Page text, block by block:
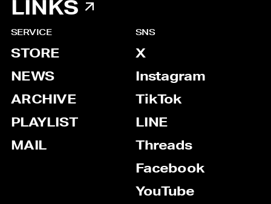
LINKS
SERVICE
STORE
NEWS
ARCHIVE
PLAYLIST
MAIL
SNS
X
Instagram
TikTok
LINE
Threads
Facebook
YouTube